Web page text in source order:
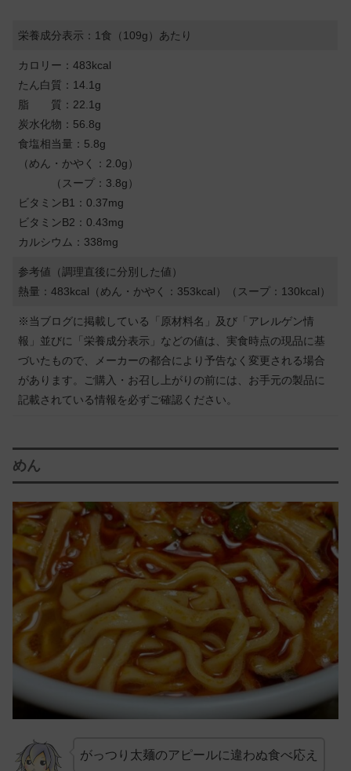
栄養成分表示：1食（109g）あたり
カロリー：483kcal
たん白質：14.1g
脂 質：22.1g
炭水化物：56.8g
食塩相当量：5.8g
（めん・かやく：2.0g）
（スープ：3.8g）
ビタミンB1：0.37mg
ビタミンB2：0.43mg
カルシウム：338mg
参考値（調理直後に分別した値）
熱量：483kcal（めん・かやく：353kcal）（スープ：130kcal）
※当ブログに掲載している「原材料名」及び「アレルゲン情
報」並びに「栄養成分表示」などの値は、実食時点の現品に基
づいたもので、メーカーの都合により予告なく変更される場合
があります。ご購入・お召し上がりの前には、お手元の製品に
記載されている情報を必ずご確認ください。
めん
がっつり太麺のアピールに違わぬ食べ応え